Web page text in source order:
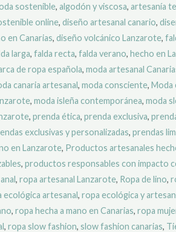
sostenible, algodón y viscosa, artesanía
online, diseño artesanal canario,
en Canarias, diseño volcánico Lanzarote,
larga, falda recta, falda verano, hecho en
de ropa española, moda artesanal
canaria artesanal, moda consciente, Moda
, moda isleña contemporánea, moda
, prenda ética, prenda exclusiva,
exclusivas y personalizadas, prendas
en Lanzarote, Productos artesanales
, productos responsables con impacto
, ropa artesanal Lanzarote, Ropa de lino,
ecológica artesanal, ropa ecológica y
, ropa hecha a mano en Canarias, ropa
, ropa slow fashion, slow fashion canarias,